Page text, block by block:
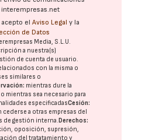
acepto elAviso Legal y la
de Datos
Media, S.L.U.
a nuestra(s)
de cuenta de usuario.
con la misma o
similares o
mientras dure la
mientras sea necesario para
especificadasCesión:
cederse a otras empresas del
de gestión interna.Derechos:
oposición, supresión,
del tratatamiento y